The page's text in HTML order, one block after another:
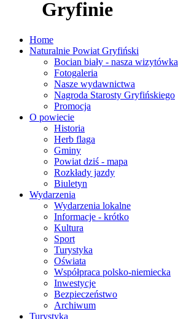
Home
Naturalnie Powiat Gryfiński
Bocian biały - nasza wizytówka
Fotogaleria
Nasze wydawnictwa
Nagroda Starosty Gryfińskiego
Promocja
O powiecie
Historia
Herb flaga
Gminy
Powiat dziś - mapa
Rozkłady jazdy
Biuletyn
Wydarzenia
Wydarzenia lokalne
Informacje - krótko
Kultura
Sport
Turystyka
Oświata
Współpraca polsko-niemiecka
Inwestycje
Bezpieczeństwo
Archiwum
Turystyka